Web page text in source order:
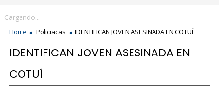
Cargando...
Home Policiacas IDENTIFICAN JOVEN ASESINADA EN COTUÍ
IDENTIFICAN JOVEN ASESINADA EN
COTUÍ